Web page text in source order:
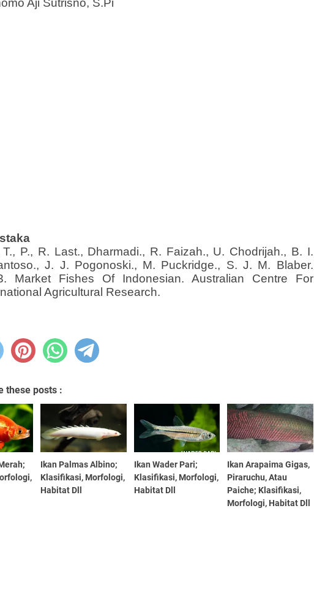
Aji Sutrisno, S.Pi
T., P., R. Last., Dharmadi., R. Faizah., U. Chodrijah., B. I.
J. J. Pogonoski., M. Puckridge., S. J. M. Blaber.
Market Fishes Of Indonesian. Australian Centre For
Agricultural Research.
these posts :
Ikan Palmas Albino;
Klasifikasi, Morfologi,
Habitat Dll
Ikan Wader Pari;
Klasifikasi, Morfologi,
Habitat Dll
Ikan Arapaima Gigas,
Piraruchu, Atau
Paiche; Klasifikasi,
Morfologi, Habitat Dll